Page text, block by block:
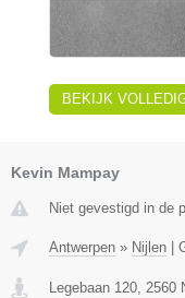
BEKIJK
Kevin Mampay
Niet gevestigd in de
Antwerpen » Nijlen
Legebaan 120, 2560